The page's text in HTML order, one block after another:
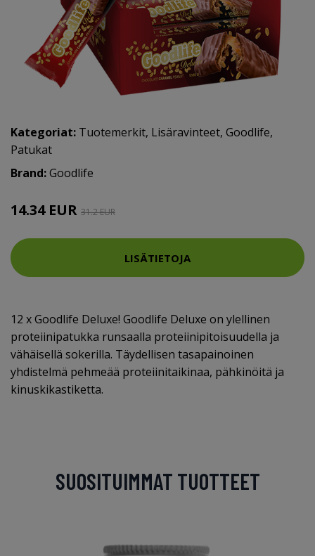
Kategoriat: Tuotemerkit, Lisäravinteet, Goodlife,
Patukat
Brand:Goodlife
14.34 EUR 31.2 EUR
LISÄTIETOJA
12 x Goodlife Deluxe! Goodlife Deluxe on ylellinen
proteiinipatukka runsaalla proteiinipitoisuudella ja
vähäisellä sokerilla. Täydellisen tasapainoinen
yhdistelmä pehmeää proteiinitaikinaa, pähkinöitä ja
kinuskikastiketta.
SUOSITUIMMAT TUOTTEET